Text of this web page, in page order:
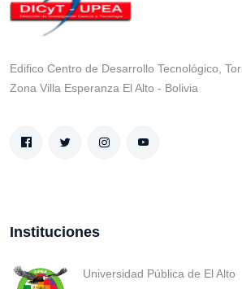
Edifico Centro de Desarrollo Tecnológico,
Zona Villa Esperanza El Alto - Bolivia
Instituciones
Universidad Pública de El Alto